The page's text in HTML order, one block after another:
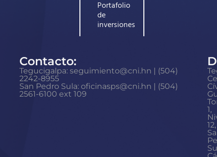
Portafolio
de
inversiones
Contacto:
Tegucigalpa: seguimiento@cni.hn | (504)
2242-8955
San Pedro Sula: oficinasps@cni.hn | (504)
2561-6100 ext 109
1,
12,